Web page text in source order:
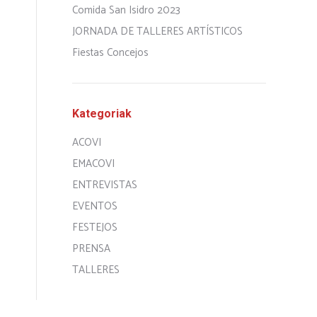
Comida San Isidro 2023
JORNADA DE TALLERES ARTÍSTICOS
Fiestas Concejos
Kategoriak
ACOVI
EMACOVI
ENTREVISTAS
EVENTOS
FESTEJOS
PRENSA
TALLERES